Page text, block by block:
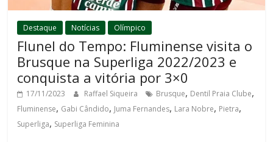
Destaque Notícias Olímpico
Flunel do Tempo: Fluminense visita o
Brusque na Superliga 2022/2023 e
conquista a vitória por 3×0
17/11/2023 Raffael Siqueira Brusque, Dentil Praia Clube,
Fluminense, Gabi Cândido, Juma Fernandes, Lara Nobre, Pietra,
Superliga, Superliga Feminina